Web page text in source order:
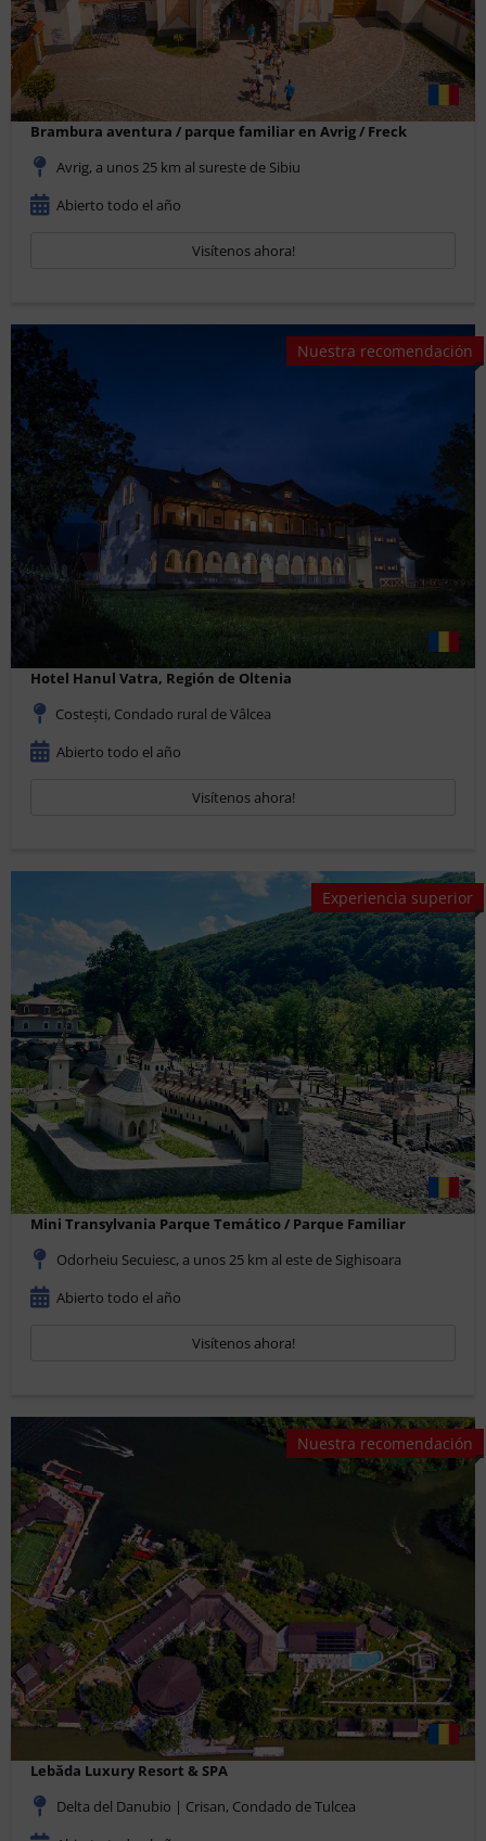
Brambura aventura / parque familiar en Avrig / Freck
Avrig, a unos 25 km al sureste de Sibiu
Abierto todo el año
Visítenos ahora!
Nuestra recomendación
Hotel Hanul Vatra, Región de Oltenia
Costești, Condado rural de Vâlcea
Abierto todo el año
Visítenos ahora!
Experiencia superior
Mini Transylvania Parque Temático / Parque Familiar
Odorheiu Secuiesc, a unos 25 km al este de Sighisoara
Abierto todo el año
Visítenos ahora!
Nuestra recomendación
Lebăda Luxury Resort & SPA
Delta del Danubio | Crisan, Condado de Tulcea